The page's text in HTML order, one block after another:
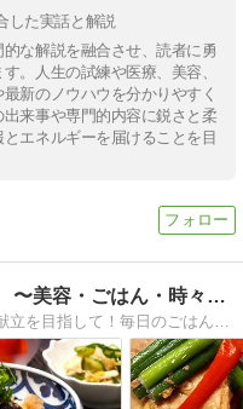
した実話と解説
な解説を融合させ、読者に勇
。人生の試練や医療、美容、
新のノウハウを分かりやすく
来事や専門的内容に鋭さと柔
エネルギーを届けることを目
こりちゃんはブログっくま 〜美容・ごはん・時々暴走〜